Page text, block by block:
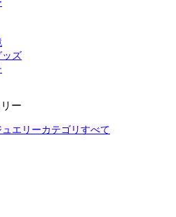
ッズ
ー
エリーカテゴリすべて